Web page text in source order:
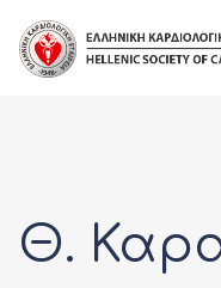
content
Θ.